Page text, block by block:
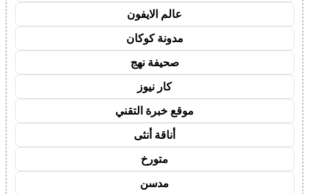
عالم الايفون
مدونة كوكان
صحيفة نهج
كار نيوز
موقع خبرة التقني
أناقة أنثى
متورخ
مدسن